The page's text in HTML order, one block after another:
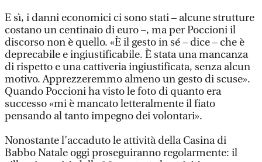
E sì, i danni economici ci sono stati – alcune strutture
costano un centinaio di euro –, ma per Poccioni il
discorso non è quello. «È il gesto in sé – dice – che è
deprecabile e ingiustificabile. È stata una mancanza
di rispetto e una cattiveria ingiustificata, senza alcun
motivo. Apprezzeremmo almeno un gesto di scuse».
Quando Poccioni ha visto le foto di quanto era
successo «mi è mancato letteralmente il fiato
pensando al tanto impegno dei volontari».
Nonostante l’accaduto le attività della Casina di
Babbo Natale oggi proseguiranno regolarmente: il